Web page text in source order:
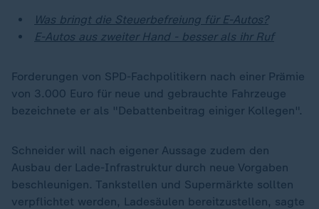
Was bringt die Steuerbefreiung für E-Autos?
E-Autos aus zweiter Hand - besser als ihr Ruf
Forderungen von SPD-Fachpolitikern nach einer Prämie
von 3.000 Euro für neue und gebrauchte Fahrzeuge
bezeichnete er als "Debattenbeitrag einiger Kollegen".
Schneider will nach eigener Aussage zudem den
Ausbau der Lade-Infrastruktur durch neue Vorgaben
beschleunigen. Tankstellen und Supermärkte sollten
verpflichtet werden, Ladesäulen bereitzustellen, sagte